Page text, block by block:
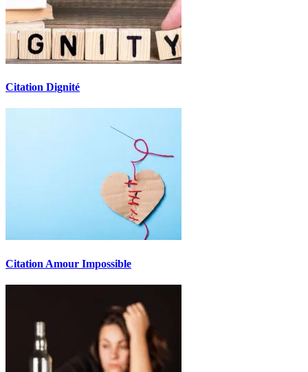
Citation Dignité
Citation Amour Impossible